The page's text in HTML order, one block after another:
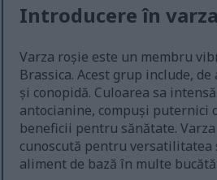
Introducere în
Varza roșie este un membru
Brassica. Acest grup include, de
și conopidă. Culoarea sa
antocianine, compuși puternici
beneficii pentru sănătate.
cunoscută pentru versatilitatea
aliment de bază în multe